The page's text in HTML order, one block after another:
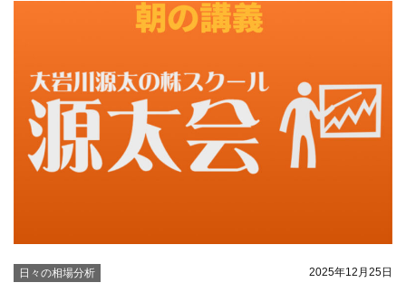
日々の相場分析 2025年12月25日